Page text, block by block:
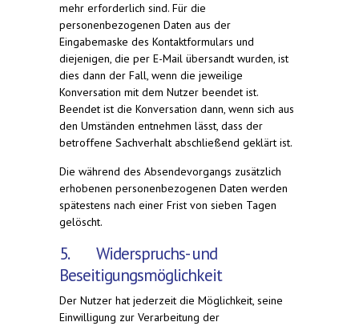
mehr erforderlich sind. Für die
personenbezogenen Daten aus der
Eingabemaske des Kontaktformulars und
diejenigen, die per E-Mail übersandt wurden, ist
dies dann der Fall, wenn die jeweilige
Konversation mit dem Nutzer beendet ist.
Beendet ist die Konversation dann, wenn sich aus
den Umständen entnehmen lässt, dass der
betroffene Sachverhalt abschließend geklärt ist.
Die während des Absendevorgangs zusätzlich
erhobenen personenbezogenen Daten werden
spätestens nach einer Frist von sieben Tagen
gelöscht.
5. Widerspruchs- und
Beseitigungsmöglichkeit
Der Nutzer hat jederzeit die Möglichkeit, seine
Einwilligung zur Verarbeitung der